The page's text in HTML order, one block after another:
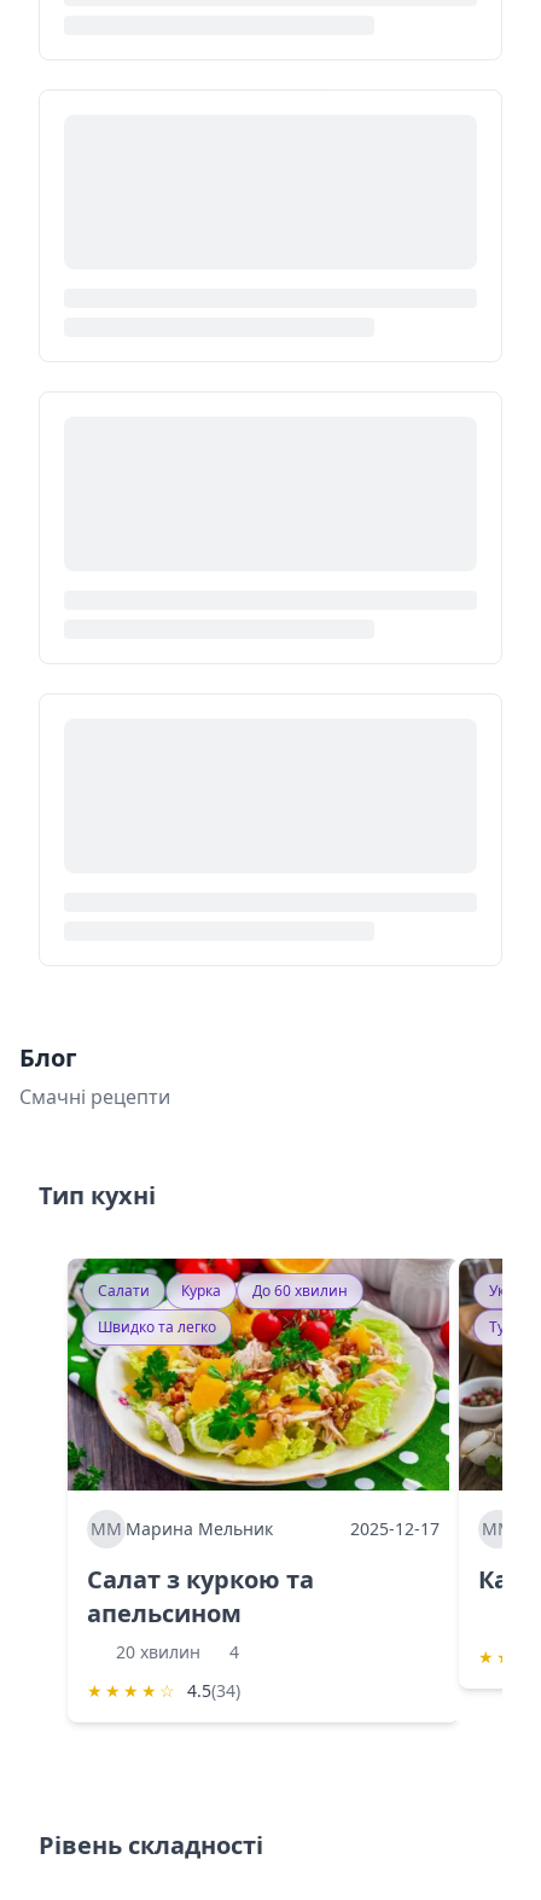
Блог
Смачні рецепти
Тип кухні
Салати Курка
До 60 хвилин
Швидко та легко
ММ Марина Мельник 2025-12-17
Салат з куркою та
апельсином
20 хвилин
4
★ ★ ★ ★ ☆ 4.5(34)
ММ
★ ★
Рівень складності